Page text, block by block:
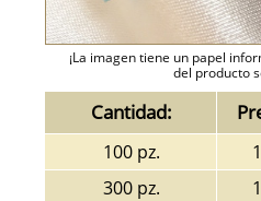
¡La imagen tiene un papel
del producto
Cantidad:
100 pz.
300 pz.